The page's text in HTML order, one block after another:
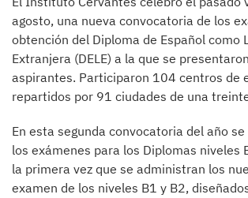
agosto, una nueva convocatoria de los
obtención del Diploma de Español como
Extranjera (DELE) a la que se
aspirantes. Participaron 104 centros de
repartidos por 91 ciudades de una
En esta segunda convocatoria del año
los exámenes para los Diplomas niveles
la primera vez que se administran los
examen de los niveles B1 y B2,